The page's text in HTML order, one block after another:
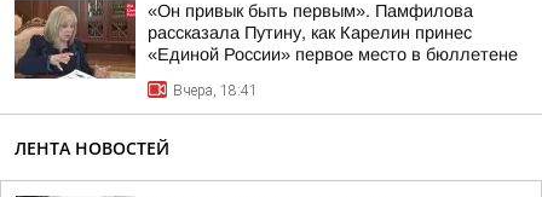
«Он привык быть первым». Памфилова
рассказала Путину, как Карелин принес
«Единой России» первое место в бюллетене
Вчера, 18:41
ЛЕНТА НОВОСТЕЙ